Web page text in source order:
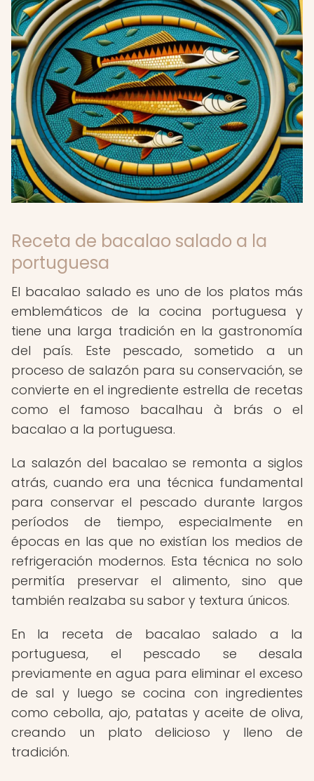
Receta de bacalao salado a la
portuguesa
El bacalao salado es uno de los platos más
emblemáticos de la cocina portuguesa y
tiene una larga tradición en la gastronomía
del país. Este pescado, sometido a un
proceso de salazón para su conservación, se
convierte en el ingrediente estrella de recetas
como el famoso bacalhau à brás o el
bacalao a la portuguesa.
La salazón del bacalao se remonta a siglos
atrás, cuando era una técnica fundamental
para conservar el pescado durante largos
períodos de tiempo, especialmente en
épocas en las que no existían los medios de
refrigeración modernos. Esta técnica no solo
permitía preservar el alimento, sino que
también realzaba su sabor y textura únicos.
En la receta de bacalao salado a la
portuguesa, el pescado se desala
previamente en agua para eliminar el exceso
de sal y luego se cocina con ingredientes
como cebolla, ajo, patatas y aceite de oliva,
creando un plato delicioso y lleno de
tradición.